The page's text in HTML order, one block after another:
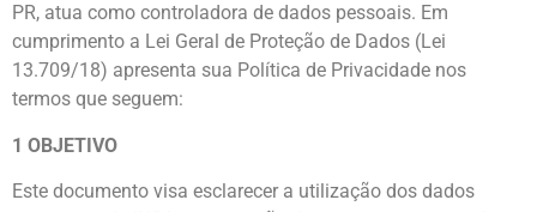
PR, atua como controladora de dados pessoais. Em
cumprimento a Lei Geral de Proteção de Dados (Lei
13.709/18) apresenta sua Política de Privacidade nos
termos que seguem:
1 OBJETIVO
Este documento visa esclarecer a utilização dos dados